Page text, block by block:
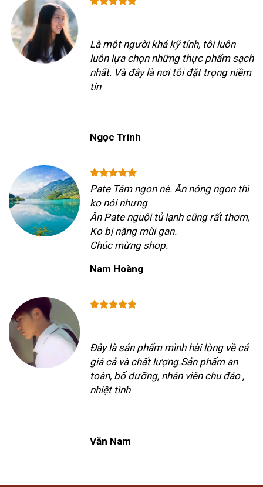
Là một người khá kỹ tính, tôi luôn
luôn lựa chọn những thực phẩm sạch
nhất. Và đây là nơi tôi đặt trọng niềm
tin
Ngọc Trinh
Pate Tâm ngon nè. Ăn nóng ngon thì
ko nói nhưng
Ăn Pate nguội tủ lạnh cũng rất thơm,
Ko bị nặng mùi gan.
Chúc mừng shop.
Nam Hoàng
Đây là sản phẩm mình hài lòng về cả
giá cả và chất lượng.Sản phẩm an
toàn, bổ dưỡng, nhân viên chu đáo ,
nhiệt tình
Văn Nam